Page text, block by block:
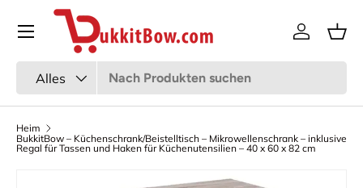
Zum Inhalt gehen
Alles
Speisekarte
Heim
BukkitBow – Küchenschrank/Beistelltisch – Mikrowellenschrank – inklusive
Regal für Tassen und Haken für Küchenutensilien – 40 x 60 x 82 cm
Bild 7 ist nun in der Galerieansicht verfügbar